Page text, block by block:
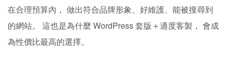
在合理預算內， 做出符合品牌形象、好維護、能被搜尋到
的網站。 這也是為什麼 WordPress 套版＋適度客製， 會成
為性價比最高的選擇。